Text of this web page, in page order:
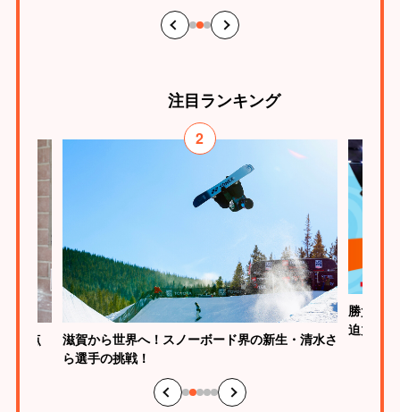
注目ランキング
原点
2
滋賀から世界へ！スノーボード界の新生・清水さ
ら選手の挑戦！
勝負は
迫力